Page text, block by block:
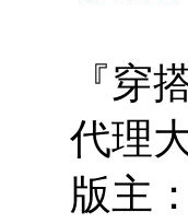
『穿
代理
版主